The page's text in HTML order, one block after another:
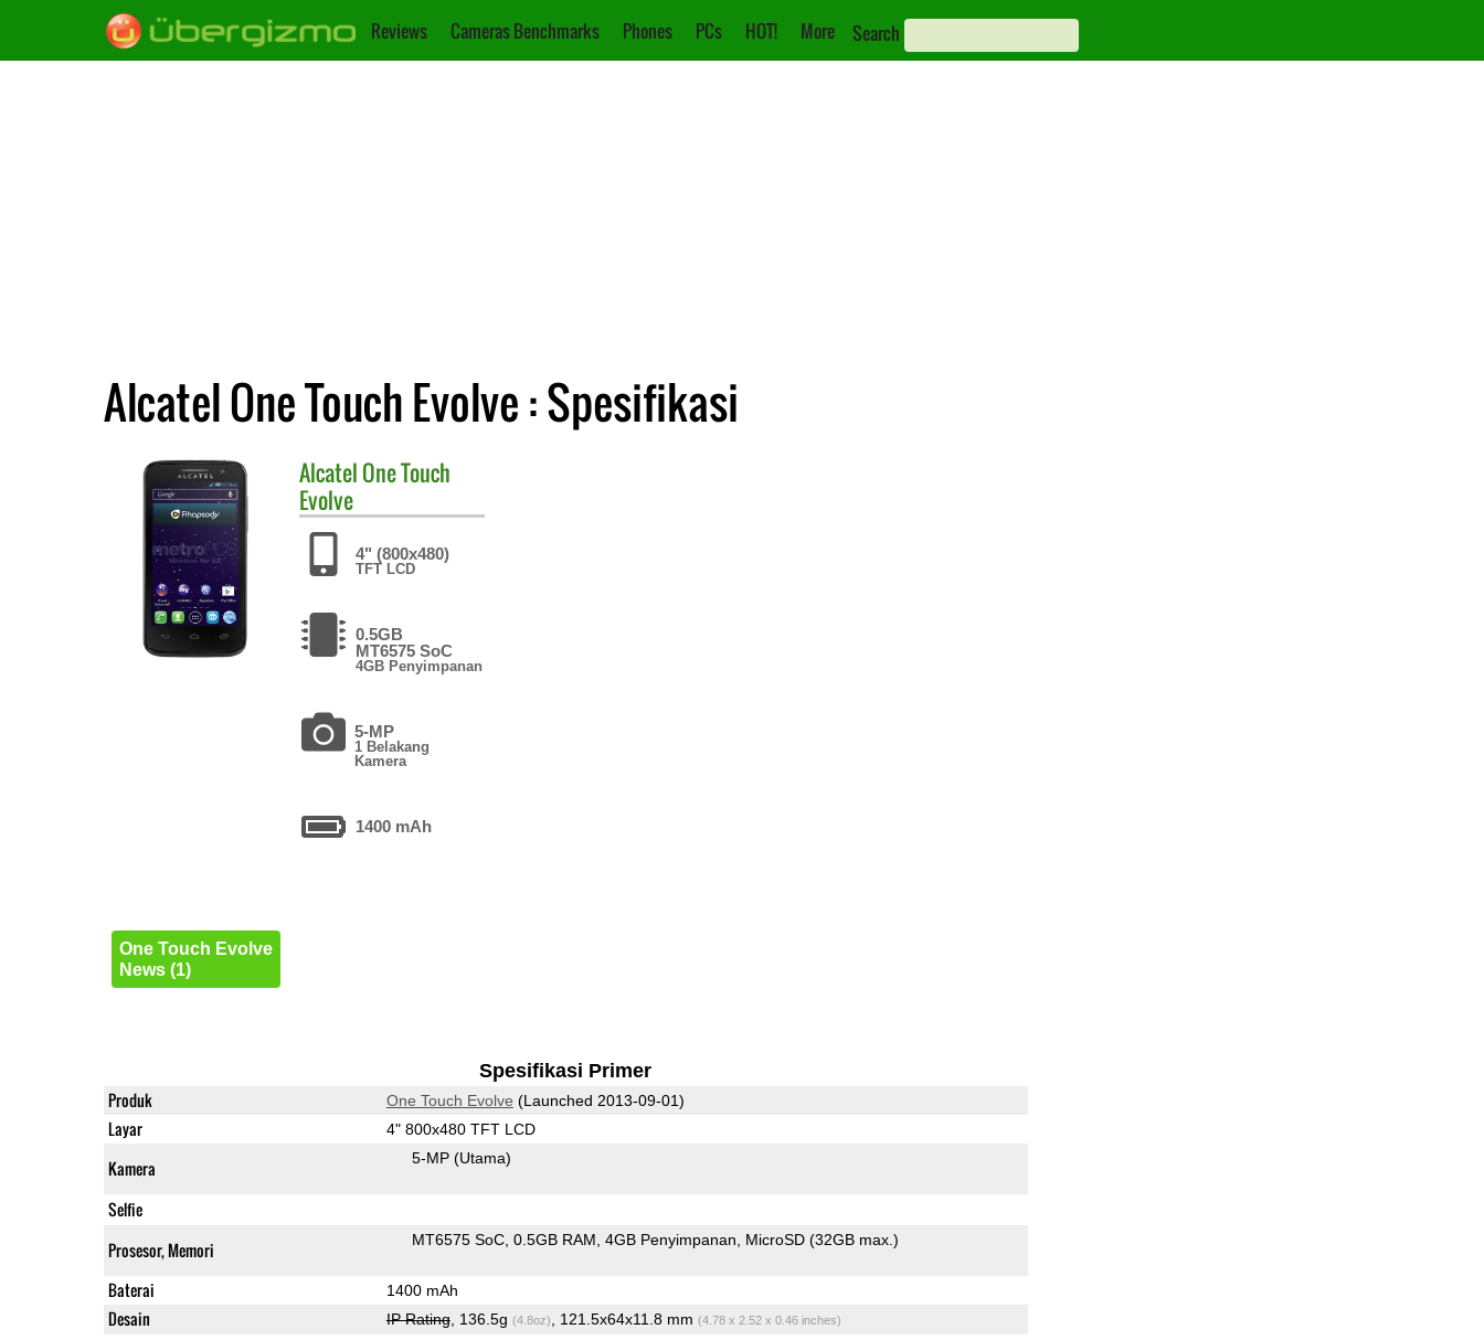
Reviews Cameras Benchmarks Phones PCs HOT! More Search
Alcatel One Touch Evolve : Spesifikasi
Alcatel One Touch
Evolve
4" (800x480)
TFT LCD
0.5GB
MT6575 SoC
4GB Penyimpanan
5-MP
1 Belakang
Kamera
1400 mAh
One Touch Evolve
News (1)
Spesifikasi Primer
Produk One Touch Evolve (Launched 2013-09-01)
Layar 4" 800x480 TFT LCD
Kamera 5-MP (Utama)
Selfie
Prosesor, Memori
MT6575 SoC 0.5GB RAM 4GB Penyimpanan MicroSD (32GB max.)
Baterai 1400 mAh
Desain IP Rating, 136.5g (4.8oz) , 121.5x64x11.8 mm (4.78 x 2.52 x 0.46 inches)